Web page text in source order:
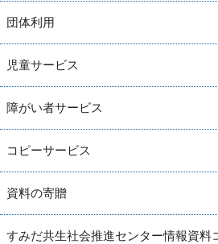
団体利用
児童サービス
障がい者サービス
コピーサービス
資料の寄贈
すみだ共生社会推進センター情報資料